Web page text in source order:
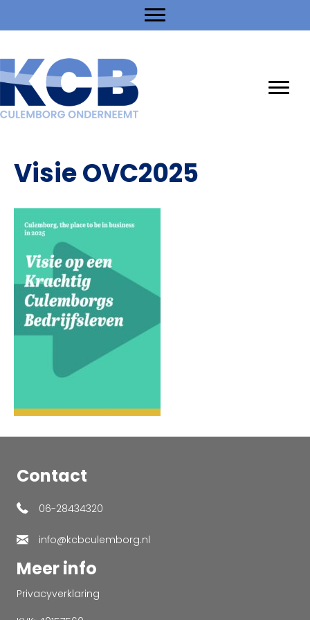
Visie OVC2025
Contact
06-28434320
info@kcbculemborg.nl
Meer info
Privacyverklaring